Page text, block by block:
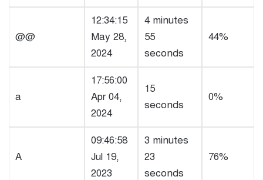
@@
12:34:15
May 28,
2024
4 minutes
55
seconds
44%
a
17:56:00
Apr 04,
2024
15
seconds
0%
A
09:46:58
Jul 19,
2023
3 minutes
23
seconds
76%